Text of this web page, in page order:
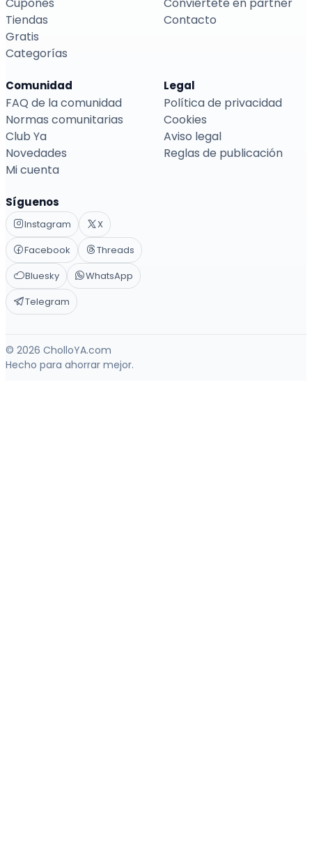
Tiendas
Gratis
Categorías
Contacto
Comunidad
FAQ de la comunidad
Normas comunitarias
Club Ya
Novedades
Mi cuenta
Legal
Política de privacidad
Cookies
Aviso legal
Reglas de publicación
Síguenos
Instagram
X
Facebook
Threads
Bluesky
WhatsApp
Telegram
© 2026 CholloYA.com
Hecho para ahorrar mejor.